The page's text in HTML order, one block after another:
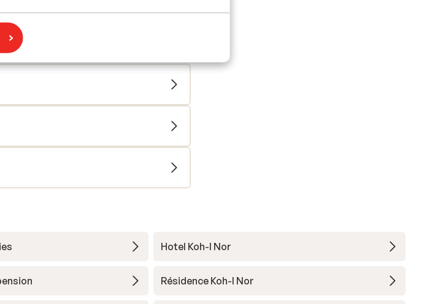
butikker ca. 200 meter
Hotel Koh-I Nor
Résidence Koh-I Nor